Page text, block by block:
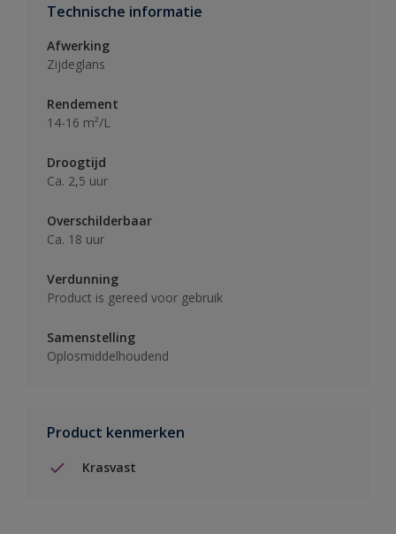
Technische informatie
Afwerking
Zijdeglans
Rendement
14-16 m²/L
Droogtijd
Ca. 2,5 uur
Overschilderbaar
Ca. 18 uur
Verdunning
Product is gereed voor gebruik
Samenstelling
Oplosmiddelhoudend
Product kenmerken
Krasvast